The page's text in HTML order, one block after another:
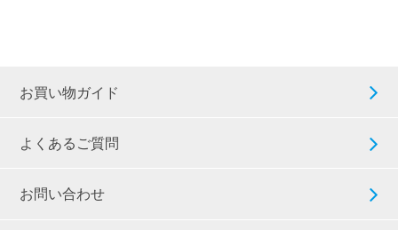
お買い物ガイド
よくあるご質問
お問い合わせ